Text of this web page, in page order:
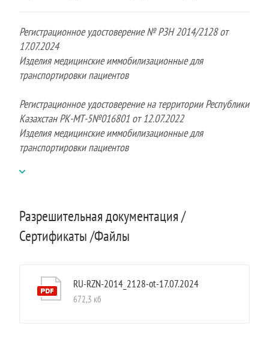
Регистрационное удостоверение № РЗН 2014/2128 от
17.07.2024
Изделия медицинские иммобилизационные для
транспортировки пациентов
Регистрационное удостоверение на территории Республики
Казахстан РК-МТ-5№016801 от 12.07.2022
Изделия медицинские иммобилизационные для
транспортировки пациентов
Разрешительная документация /
Сертификаты /Файлы
RU-RZN-2014_2128-ot-17.07.2024
672,3 кб